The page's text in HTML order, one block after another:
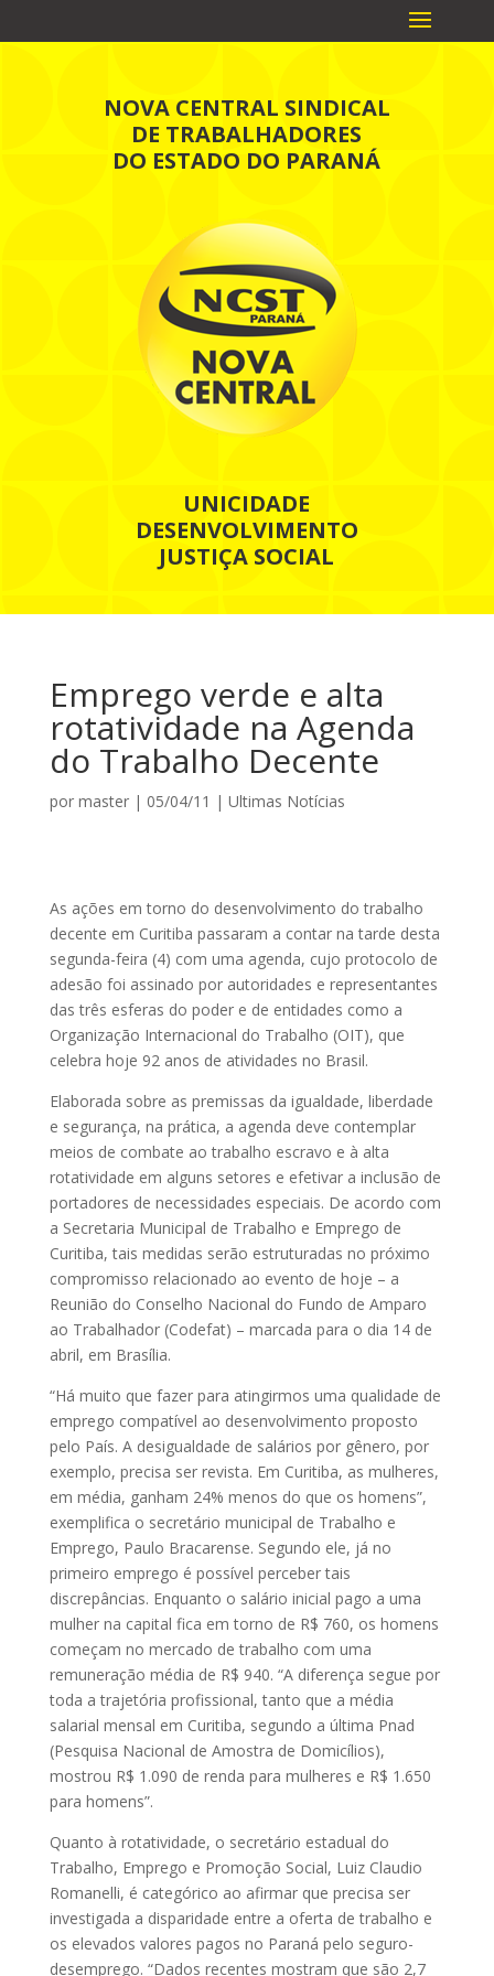
NOVA CENTRAL SINDICAL
DE TRABALHADORES
DO ESTADO DO PARANÁ
UNICIDADE
DESENVOLVIMENTO
JUSTIÇA SOCIAL
Emprego verde e alta
rotatividade na Agenda
do Trabalho Decente
por master| 05/04/11 | Ultimas Notícias
As ações em torno do desenvolvimento do trabalho
decente em Curitiba passaram a contar na tarde desta
segunda-feira (4) com uma agenda, cujo protocolo de
adesão foi assinado por autoridades e representantes
das três esferas do poder e de entidades como a
Organização Internacional do Trabalho (OIT), que
celebra hoje 92 anos de atividades no Brasil.
Elaborada sobre as premissas da igualdade, liberdade
e segurança, na prática, a agenda deve contemplar
meios de combate ao trabalho escravo e à alta
rotatividade em alguns setores e efetivar a inclusão de
portadores de necessidades especiais. De acordo com
a Secretaria Municipal de Trabalho e Emprego de
Curitiba, tais medidas serão estruturadas no próximo
compromisso relacionado ao evento de hoje – a
Reunião do Conselho Nacional do Fundo de Amparo
ao Trabalhador (Codefat) – marcada para o dia 14 de
abril, em Brasília.
“Há muito que fazer para atingirmos uma qualidade de
emprego compatível ao desenvolvimento proposto
pelo País. A desigualdade de salários por gênero, por
exemplo, precisa ser revista. Em Curitiba, as mulheres,
em média, ganham 24% menos do que os homens”,
exemplifica o secretário municipal de Trabalho e
Emprego, Paulo Bracarense. Segundo ele, já no
primeiro emprego é possível perceber tais
discrepâncias. Enquanto o salário inicial pago a uma
mulher na capital fica em torno de R$ 760, os homens
começam no mercado de trabalho com uma
remuneração média de R$ 940. “A diferença segue por
toda a trajetória profissional, tanto que a média
salarial mensal em Curitiba, segundo a última Pnad
(Pesquisa Nacional de Amostra de Domicílios),
mostrou R$ 1.090 de renda para mulheres e R$ 1.650
para homens”.
Quanto à rotatividade, o secretário estadual do
Trabalho, Emprego e Promoção Social, Luiz Claudio
Romanelli, é categórico ao afirmar que precisa ser
investigada a disparidade entre a oferta de trabalho e
os elevados valores pagos no Paraná pelo seguro-
desemprego. “Dados recentes mostram que são 2,7